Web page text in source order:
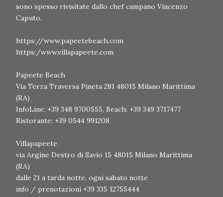
sono spesso rivisitate dallo chef campano Vincenzo
Caputo.
https://www.papeetebeach.com
https:/www.villapapeete.com
Papeete Beach
Via Terza Traversa Pineta 281 48015 Milano Marittima
(RA)
InfoLine: +39 348 9700555, Beach: +39 349 3717477
Ristorante: +39 0544 991208
Villapapeete
via Argine Destro di Savio 15 48015 Milano Marittima
(RA)
dalle 21 a tarda notte, ogni sabato notte
info / prenotazioni +39 335 12755444